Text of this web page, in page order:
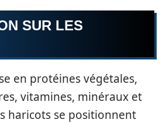
SUR LES
en protéines végétales,
vitamines, minéraux et
haricots se positionnent